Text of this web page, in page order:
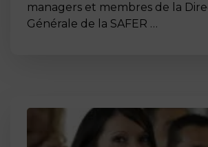
managers et membres de la
Générale de la SAFER …